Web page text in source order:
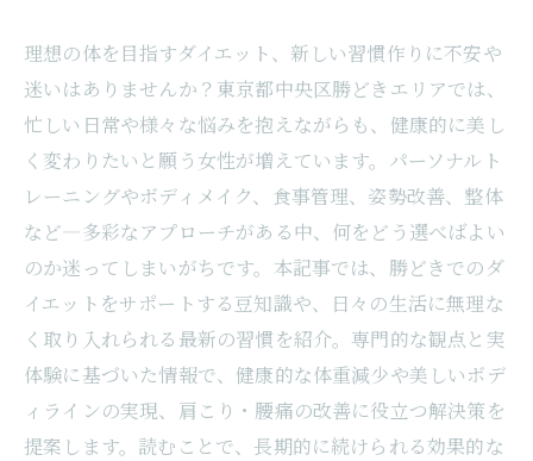
理想の体を目指すダイエット、新しい習慣作りに不安や
迷いはありませんか？東京都中央区勝どきエリアでは、
忙しい日常や様々な悩みを抱えながらも、健康的に美し
く変わりたいと願う女性が増えています。パーソナルト
レーニングやボディメイク、食事管理、姿勢改善、整体
など―多彩なアプローチがある中、何をどう選べばよい
のか迷ってしまいがちです。本記事では、勝どきでのダ
イエットをサポートする豆知識や、日々の生活に無理な
く取り入れられる最新の習慣を紹介。専門的な観点と実
体験に基づいた情報で、健康的な体重減少や美しいボデ
ィラインの実現、肩こり・腰痛の改善に役立つ解決策を
提案します。読むことで、長期的に続けられる効果的な